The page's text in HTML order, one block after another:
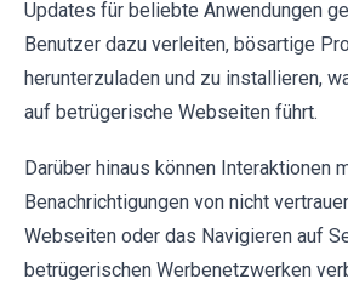
Updates für beliebte Anwendungen
Benutzer dazu verleiten, bösartige
herunterzuladen und zu installieren,
auf betrügerische Webseiten führt.
Darüber hinaus können Interaktionen
Benachrichtigungen von nicht
Webseiten oder das Navigieren auf
betrügerischen Werbenetzwerken